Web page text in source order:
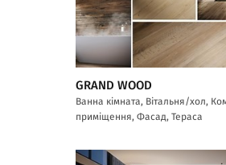
GRAND WOOD
Ванна кімната, Вітальня/хол,
приміщення, Фасад, Тераса